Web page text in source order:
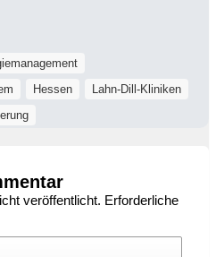
Hessen
Lahn-Dill-Kliniken
veröffentlicht. Erforderliche